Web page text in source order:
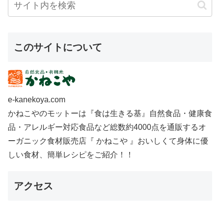
このサイトについて
e-kanekoya.com
かねこやのモットーは『食は生きる基』自然食品・健康食
品・アレルギー対応食品など総数約4000点を通販するオ
ーガニック食材販売店『 かねこや 』おいしくて身体に優
しい食材、簡単レシピをご紹介！！
アクセス